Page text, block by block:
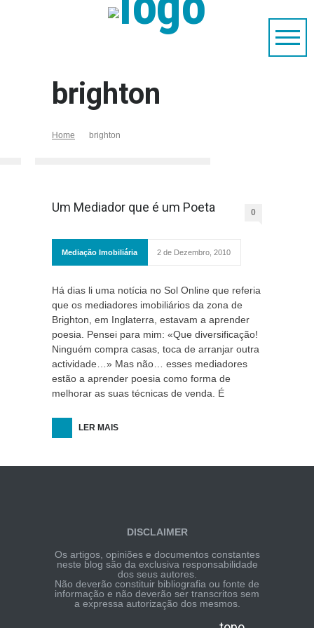
brighton
Home brighton
Um Mediador que é um Poeta 0
Mediação Imobiliária 2 de Dezembro, 2010
Há dias li uma notícia no Sol Online que referia
que os mediadores imobiliários da zona de
Brighton, em Inglaterra, estavam a aprender
poesia. Pensei para mim: «Que diversificação!
Ninguém compra casas, toca de arranjar outra
actividade…» Mas não… esses mediadores
estão a aprender poesia como forma de
melhorar as suas técnicas de venda. É
LER MAIS
DISCLAIMER
Os artigos, opiniões e documentos constantes
neste blog são da exclusiva responsabilidade
dos seus autores.
Não deverão constituir bibliografia ou fonte de
informação e não deverão ser transcritos sem
a expressa autorização dos mesmos.